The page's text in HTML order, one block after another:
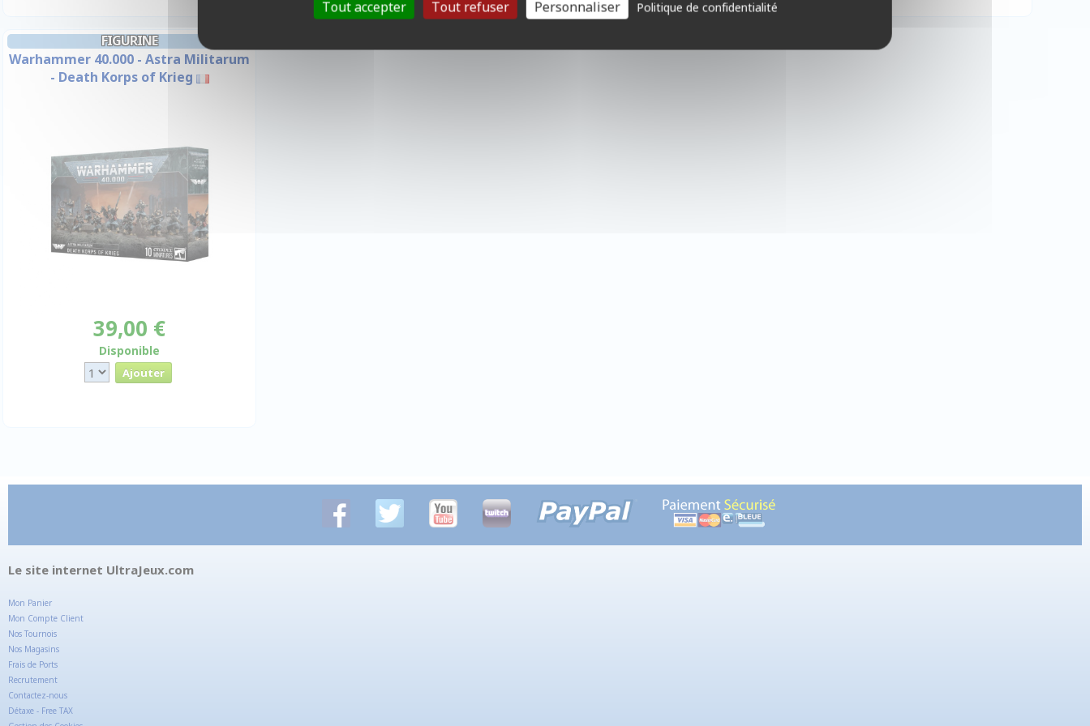
FIGURINE
Warhammer 40.000 - Astra Militarum
- Death Korps of Krieg
39,00 €
Disponible
Le site internet UltraJeux.com
Mon Panier
Mon Compte Client
Nos Tournois
Nos Magasins
Frais de Ports
Recrutement
Contactez-nous
Détaxe - Free TAX
Tout accepter Tout refuser Personnaliser Politique de confidentialité